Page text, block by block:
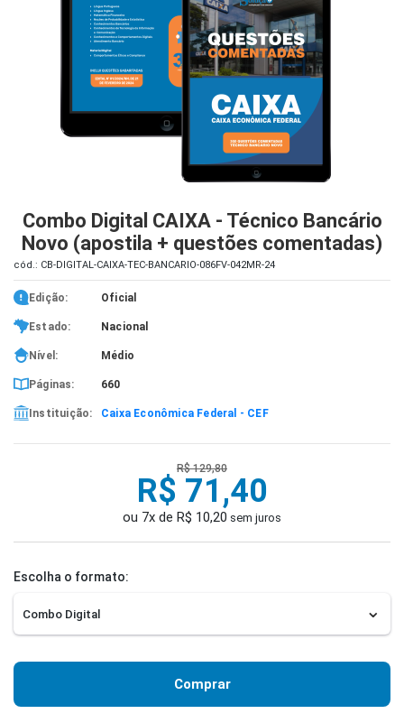
Combo Digital CAIXA - Técnico Bancário
Novo (apostila + questões comentadas)
cód.: CB-DIGITAL-CAIXA-TEC-BANCARIO-086FV-042MR-24
Edição: Oficial
Estado: Nacional
Nível: Médio
Páginas: 660
Instituição: Caixa Econômica Federal - CEF
R$ 129,80
R$ 71,40
ou 7x de R$ 10,20 sem juros
Escolha o formato:
Comprar